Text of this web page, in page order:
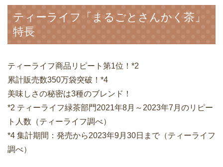
ティーライフ「まるごとさんかく茶」
特長
ティーライフ商品リピート第1位！*2
累計販売数350万袋突破！*4
美味しさの秘密は3種のブレンド！
*2 ティーライフ緑茶部門2021年8月～2023年7月のリピー
ト人数（ティーライフ調べ）
*4 集計期間：発売から2023年9月30日まで（ティーライフ
調べ）